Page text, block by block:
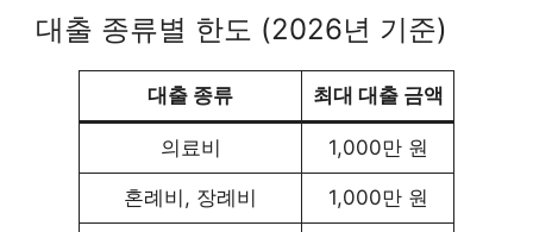
대출 종류별 한도 (2026년 기준)
대출 종류 최대 대출 금액
의료비 1,000만 원
혼례비, 장례비 1,000만 원